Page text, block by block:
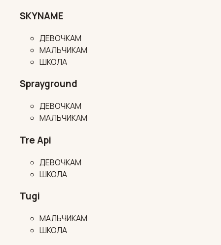
SKYNAME
ДЕВОЧКАМ
МАЛЬЧИКАМ
ШКОЛА
Sprayground
ДЕВОЧКАМ
МАЛЬЧИКАМ
Tre Api
ДЕВОЧКАМ
ШКОЛА
Tugi
МАЛЬЧИКАМ
ШКОЛА